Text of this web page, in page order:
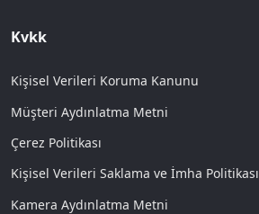
Kvkk
Kişisel Verileri Koruma Kanunu
Müşteri Aydınlatma Metni
Çerez Politikası
Kişisel Verileri Saklama ve İmha Politikası
Kamera Aydınlatma Metni